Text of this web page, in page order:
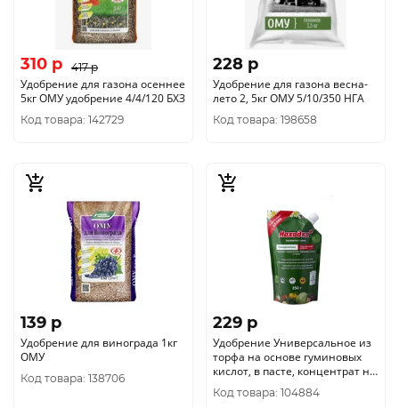
310 p 417 p
Удобрение для газона осеннее
5кг ОМУ удобрение 4/4/120 БХЗ
Код товара: 142729
228 p
Удобрение для газона весна-
лето 2, 5кг ОМУ 5/10/350 НГА
Код товара: 198658
139 p
Удобрение для винограда 1кг
ОМУ
Код товара: 138706
229 p
Удобрение Универсальное из
торфа на основе гуминовых
кислот, в пасте, концентрат на
250 л. "Находка", Дой-пак 0, 25
кг
Код товара: 104884